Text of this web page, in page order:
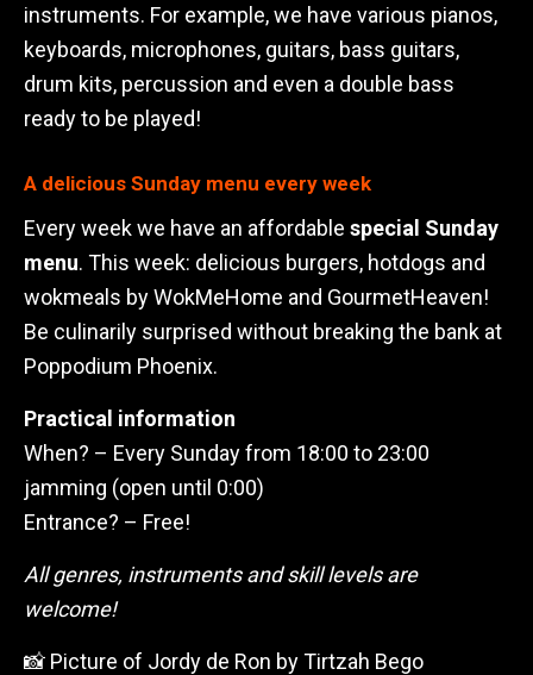
instruments. For example, we have various pianos,
keyboards, microphones, guitars, bass guitars,
drum kits, percussion and even a double bass
ready to be played!
A delicious Sunday menu every week
Every week we have an affordable special Sunday
menu. This week: delicious burgers, hotdogs and
wokmeals by WokMeHome and GourmetHeaven!
Be culinarily surprised without breaking the bank at
Poppodium Phoenix.
Practical information
When? – Every Sunday from 18:00 to 23:00
jamming (open until 0:00)
Entrance? – Free!
All genres, instruments and skill levels are
welcome!
📸 Picture of Jordy de Ron by Tirtzah Bego